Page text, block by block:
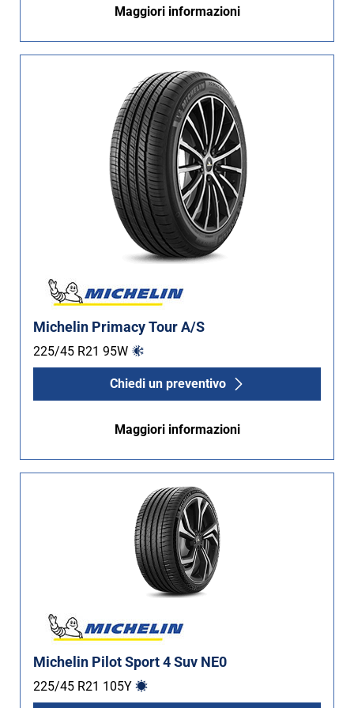
Non Run flat (3)
Maggiori informazioni
Michelin Primacy Tour A/S
225/45 R21 95W
Chiedi un preventivo
Maggiori informazioni
Michelin Pilot Sport 4 Suv NE0
225/45 R21 105Y